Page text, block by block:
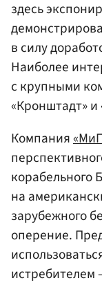
здесь
в силу
Наиболее
с крупными
«Кронштадт» и
Компания
корабельного
на
зарубежного
оперение.
истребителем